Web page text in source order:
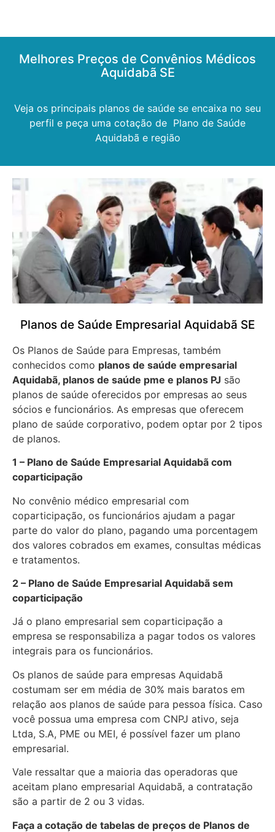
Melhores Preços de Convênios Médicos
Aquidabã SE
Veja os principais planos de saúde se encaixa no seu
perfil e peça uma cotação de Plano de Saúde
Aquidabã e região
Planos de Saúde Empresarial Aquidabã SE
Os Planos de Saúde para Empresas, também
conhecidos como planos de saúde empresarial
Aquidabã, planos de saúde pme e planos PJ são
planos de saúde oferecidos por empresas ao seus
sócios e funcionários. As empresas que oferecem
plano de saúde corporativo, podem optar por 2 tipos
de planos.
1 – Plano de Saúde Empresarial Aquidabã com
coparticipação
No convênio médico empresarial com
coparticipação, os funcionários ajudam a pagar
parte do valor do plano, pagando uma porcentagem
dos valores cobrados em exames, consultas médicas
e tratamentos.
2 – Plano de Saúde Empresarial Aquidabã sem
coparticipação
Já o plano empresarial sem coparticipação a
empresa se responsabiliza a pagar todos os valores
integrais para os funcionários.
Os planos de saúde para empresas Aquidabã
costumam ser em média de 30% mais baratos em
relação aos planos de saúde para pessoa física. Caso
você possua uma empresa com CNPJ ativo, seja
Ltda, S.A, PME ou MEI, é possível fazer um plano
empresarial.
Vale ressaltar que a maioria das operadoras que
aceitam plano empresarial Aquidabã, a contratação
são a partir de 2 ou 3 vidas.
Faça a cotação de tabelas de preços de Planos de